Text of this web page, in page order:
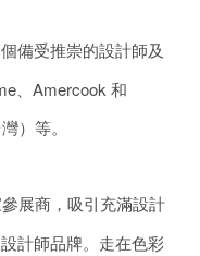
備受推崇的設計師及
、Amercook 和
）等。
展商，吸引充滿設計
計師品牌。走在色彩